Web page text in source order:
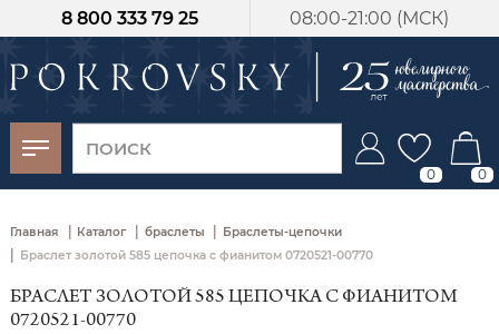
08:00-21:00 (МСК)
8 800 333 79 25
0 0
Главная | Каталог | браслеты | Браслеты-цепочки
| Браслет золотой 585 цепочка с фианитом 0720521-00770
БРАСЛЕТ ЗОЛОТОЙ 585 ЦЕПОЧКА С ФИАНИТОМ
0720521-00770
-30%
от 15 дней с
момента оплаты